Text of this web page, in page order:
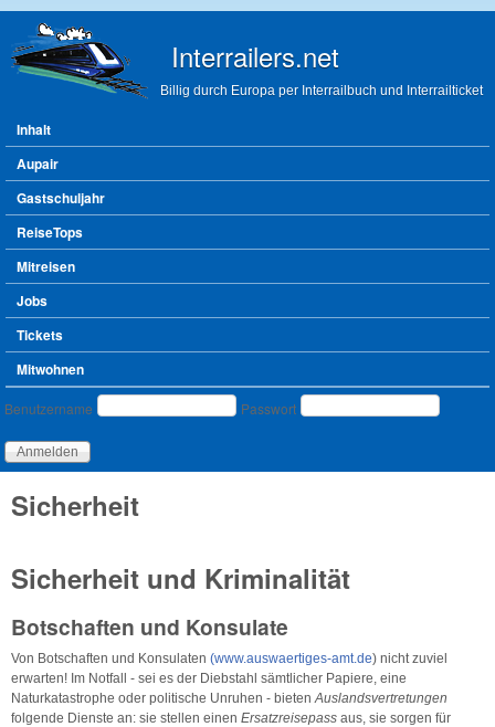
Interrailers.net
Billig durch Europa per Interrailbuch und Interrailticket
Hauptmenü
Inhalt
Aupair
Gastschuljahr
ReiseTops
Mitreisen
Jobs
Tickets
Mitwohnen
Benutzeranmeldung
Benutzername Passwort
Sicherheit
Sicherheit und Kriminalität
Botschaften und Konsulate
Von Botschaften und Konsulaten (www.auswaertiges-amt.de) nicht zuviel
erwarten! Im Notfall - sei es der Diebstahl sämtlicher Papiere, eine
Naturkatastrophe oder politische Unruhen - bieten Auslandsvertretungen
folgende Dienste an: sie stellen einen Ersatzreisepass aus, sie sorgen für